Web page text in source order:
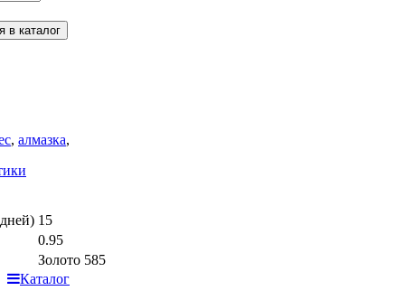
, алмазка,
15
0.95
Золото 585
Каталог